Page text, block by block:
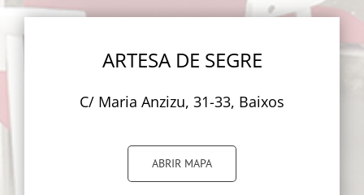
ARTESA DE SEGRE
C/ Maria Anzizu, 31-33, Baixos
ABRIR MAPA